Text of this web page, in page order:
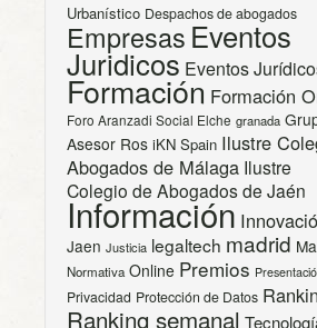
Urbanístico Despachos de abogados
Empresas Eventos
Juridicos Eventos
Formación Formación
Foro Aranzadi Social Elche granada
Asesor Ros iKN Spain Ilustre
Abogados de Málaga Ilustre
Colegio de Abogados de Jaén
Información
Jaen Justicia legaltech madrid
Normativa Online Premios
Privacidad Protección de Datos
Ranking semanal